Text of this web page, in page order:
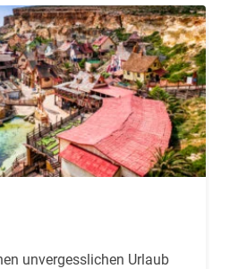
unvergesslichen Urlaub